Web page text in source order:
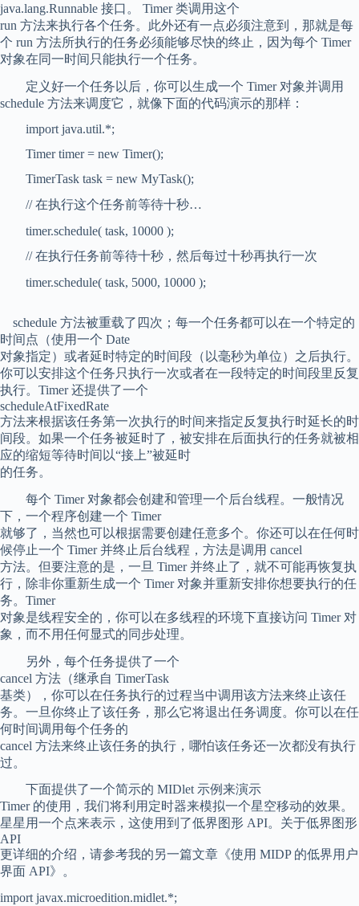
java.lang.Runnable 接口。 Timer 类调用这个
run 方法来执行各个任务。此外还有一点必须注意到，那就是每
个 run 方法所执行的任务必须能够尽快的终止，因为每个 Timer
对象在同一时间只能执行一个任务。
定义好一个任务以后，你可以生成一个 Timer 对象并调用
schedule 方法来调度它，就像下面的代码演示的那样：
import java.util.*;
Timer timer = new Timer();
TimerTask task = new MyTask();
// 在执行这个任务前等待十秒…
timer.schedule( task, 10000 );
// 在执行任务前等待十秒，然后每过十秒再执行一次
timer.schedule( task, 5000, 10000 );
schedule 方法被重载了四次；每一个任务都可以在一个特定的
时间点（使用一个 Date
对象指定）或者延时特定的时间段（以毫秒为单位）之后执行。
你可以安排这个任务只执行一次或者在一段特定的时间段里反复
执行。Timer 还提供了一个
scheduleAtFixedRate
方法来根据该任务第一次执行的时间来指定反复执行时延长的时
间段。如果一个任务被延时了，被安排在后面执行的任务就被相
应的缩短等待时间以“接上”被延时
的任务。
每个 Timer 对象都会创建和管理一个后台线程。一般情况
下，一个程序创建一个 Timer
就够了，当然也可以根据需要创建任意多个。你还可以在任何时
候停止一个 Timer 并终止后台线程，方法是调用 cancel
方法。但要注意的是，一旦 Timer 并终止了，就不可能再恢复执
行，除非你重新生成一个 Timer 对象并重新安排你想要执行的任
务。Timer
对象是线程安全的，你可以在多线程的环境下直接访问 Timer 对
象，而不用任何显式的同步处理。
另外，每个任务提供了一个
cancel 方法（继承自 TimerTask
基类），你可以在任务执行的过程当中调用该方法来终止该任
务。一旦你终止了该任务，那么它将退出任务调度。你可以在任
何时间调用每个任务的
cancel 方法来终止该任务的执行，哪怕该任务还一次都没有执行
过。
下面提供了一个简示的 MIDlet 示例来演示
Timer 的使用，我们将利用定时器来模拟一个星空移动的效果。
星星用一个点来表示，这使用到了低界图形 API。关于低界图形
API
更详细的介绍，请参考我的另一篇文章《使用 MIDP 的低界用户
界面 API》。
import javax.microedition.midlet.*;